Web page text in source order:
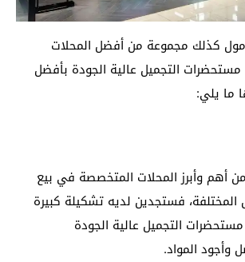
مول كذلك مجموعة من أفضل المحلات
التجميل عالية الجودة بأفضل
ما يلي:
أهم وأبرز المحلات المتخصصة في بيع
فستجدين لديه تشكيلة كبيرة
التجميل عالية الجودة
وأجود المواد.